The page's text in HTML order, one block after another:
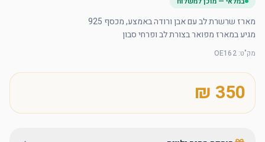
מגיע במארז מפואר בצורת לב ופרחי סבון
מק"ט:
OE162